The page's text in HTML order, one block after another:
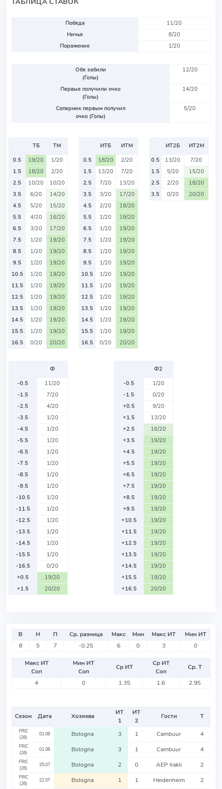
Победа
11/20
Ничья
8/20
Поражение
1/20
Обе забили
(Голы)
12/20
Первые получили очко
(Голы)
14/20
Соперник первым получил
очко (Голы)
5/20
ТБ
ТМ
0.5
19/20
1/20
1.5
18/20
2/20
2.5
10/20
10/20
3.5
6/20
14/20
4.5
5/20
15/20
5.5
4/20
16/20
6.5
3/20
17/20
7.5
1/20
19/20
8.5
1/20
19/20
9.5
1/20
19/20
10.5
1/20
19/20
11.5
1/20
19/20
12.5
1/20
19/20
13.5
1/20
19/20
14.5
1/20
19/20
15.5
1/20
19/20
16.5
0/20 20/20
ИТБ
ИТМ
0.5
18/20
2/20
1.5
13/20
7/20
2.5
7/20
13/20
3.5
3/20
17/20
4.5
2/20
18/20
5.5
1/20
19/20
6.5
1/20
19/20
7.5
1/20
19/20
8.5
1/20
19/20
9.5
1/20
19/20
10.5
1/20
19/20
11.5
1/20
19/20
12.5
1/20
19/20
13.5
1/20
19/20
14.5
1/20
19/20
15.5
1/20
19/20
16.5
0/20 20/20
ИТ2Б
ИТ2М
0.5
13/20
7/20
1.5
5/20
15/20
2.5
2/20
18/20
3.5
0/20 20/20
Ф
-0.5
11/20
-1.5
7/20
-2.5
4/20
-3.5
1/20
-4.5
1/20
-5.5
1/20
-6.5
1/20
-7.5
1/20
-8.5
1/20
-9.5
1/20
-10.5
1/20
-11.5
1/20
-12.5
1/20
-13.5
1/20
-14.5
1/20
-15.5
1/20
-16.5
0/20
+0.5
19/20
+1.5
20/20
Ф2
-0.5
1/20
-1.5
0/20
+0.5
9/20
+1.5
13/20
+2.5
16/20
+3.5
19/20
+4.5
19/20
+5.5
19/20
+6.5
19/20
+7.5
19/20
+8.5
19/20
+9.5
19/20
+10.5
19/20
+11.5
19/20
+12.5
19/20
+13.5
19/20
+14.5
19/20
+15.5
19/20
+16.5
20/20
В Н П Ср. разница Макс Мин Макс ИТ
Мин ИТ
8
5 7 -0.25 6 0 3 0
Макс ИТ
Соп
Мин ИТ
Соп
Ср ИТ
Ср ИТ
Соп
Ср. Т
4
0 1.35 1.6 2.95
Сезон Дата Хозяева
ИТ
1
ИТ
2
Гости Т
FRIC
(26)
01.08 Bologna 3 1 Cambuur 4
FRIC
(26)
01.08 Bologna 3 1 Cambuur 4
FRIC
(26)
25.07 Bologna 2 0 AEP Irakli 2
FRIC
(26)
22.07 Bologna 1 1 Heidenheim 2